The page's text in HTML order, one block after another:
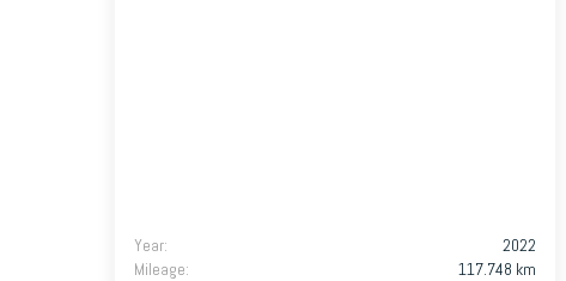
Year:
2022
Mileage:
117.748 km